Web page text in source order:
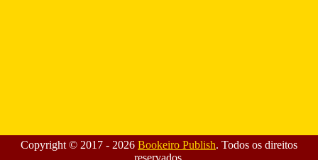
Copyright © 2017 - 2026 Bookeiro Publish. Todos os direitos
reservados.